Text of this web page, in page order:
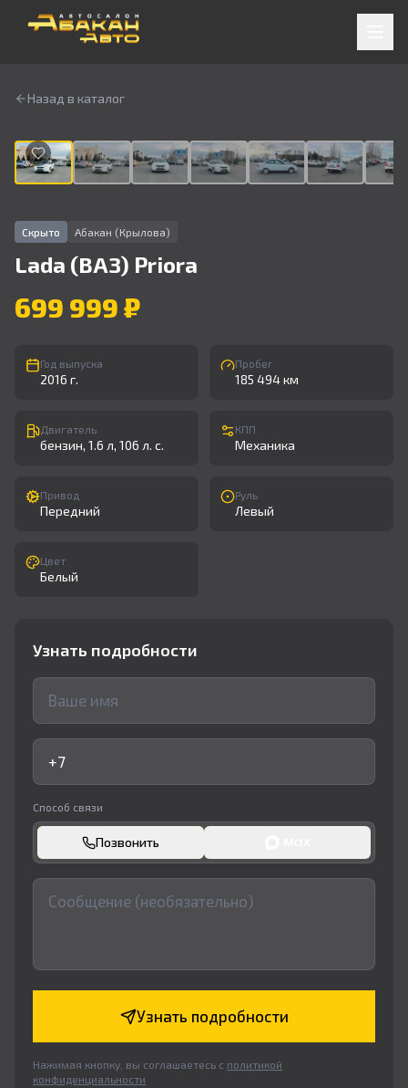
Назад в каталог
Скрыто Абакан (Крылова)
Lada (ВАЗ) Priora
699 999 ₽
Год выпуска
2016 г.
Пробег
185 494 км
Двигатель
бензин, 1.6 л, 106 л. с.
КПП
Механика
Привод
Передний
Руль
Левый
Цвет
Белый
Узнать подробности
Способ связи
Позвонить
Узнать подробности
Нажимая кнопку, вы соглашаетесь с политикой
конфиденциальности